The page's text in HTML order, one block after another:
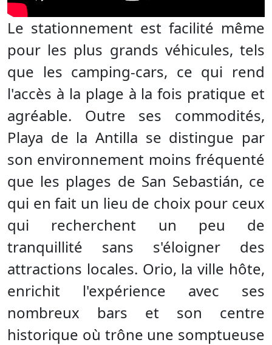
Le stationnement est facilité même
pour les plus grands véhicules, tels
que les camping-cars, ce qui rend
l'accès à la plage à la fois pratique et
agréable. Outre ses commodités,
Playa de la Antilla se distingue par
son environnement moins fréquenté
que les plages de San Sebastián, ce
qui en fait un lieu de choix pour ceux
qui recherchent un peu de
tranquillité sans s'éloigner des
attractions locales. Orio, la ville hôte,
enrichit l'expérience avec ses
nombreux bars et son centre
historique où trône une somptueuse